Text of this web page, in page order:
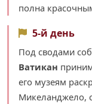
полна
5-й день
Под сводами
Ватикан
его музеям
Микеланджело,